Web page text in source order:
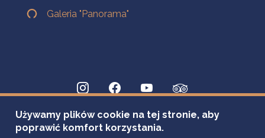
Galeria "Panorama"
Używamy plików cookie na tej stronie, aby
poprawić komfort korzystania.